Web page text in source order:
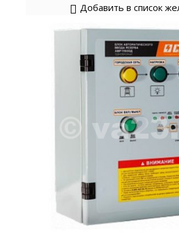
Добавить в список